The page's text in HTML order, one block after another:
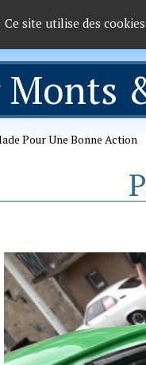
Ce site utilise des
Monts
Pour Une Bonne Action